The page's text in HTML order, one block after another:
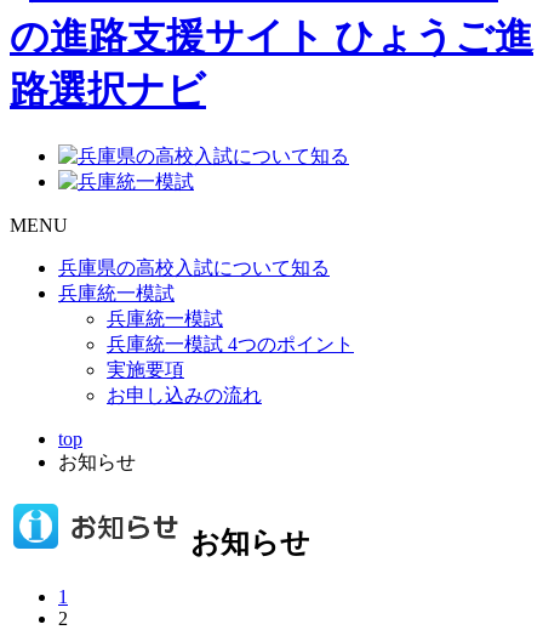
MENU
兵庫県の高校入試について知る
兵庫統一模試
兵庫統一模試
兵庫統一模試 4つのポイント
実施要項
お申し込みの流れ
top
お知らせ
お知らせ
1
2